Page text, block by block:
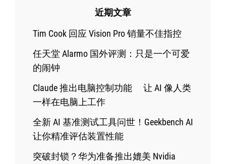
近期文章
Tim Cook 回应 Vision Pro 销量不佳指控
任天堂 Alarmo 国外评测：只是一个可爱
的闹钟
Claude 推出电脑控制功能 让 AI 像人类
一样在电脑上工作
全新 AI 基准测试工具问世！Geekbench AI
让你精准评估装置性能
突破封锁？华为准备推出媲美 Nvidia